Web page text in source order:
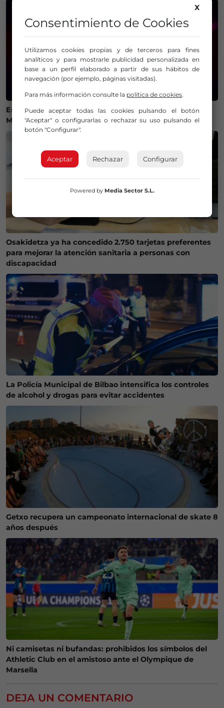
Estos son los mejores lugares de Bizkaia y Las
Merindades para ver el eclipse del 12 de agosto
Osakidetza ya ha concedido 2.750 tarjetas preferentes
para mejorar la atención sanitaria a personas con
discapacidad
La Policía Municipal de Bilbao intensifica los controles
de alcohol y drogas para evitar accidentes
Getxo recupera un campeonato internacional de skate 8
años después
Ni camisetas ni bufandas: prohibidos los símbolos del
Athletic Club en el amistoso ante el Olympique de
Marsella
DEJA UN COMENTARIO
X
Consentimiento de Cookies
Utilizamos cookies propias y de terceros para fines
analíticos y para mostrarle publicidad personalizada en
base a un perfil elaborado a partir de sus hábitos de
navegación (por ejemplo, páginas visitadas).
Para más información consulte la política de cookies.
Puede aceptar todas las cookies pulsando el botón
"Aceptar" o configurarlas o rechazar su uso pulsando el
botón "Configurar".
Aceptar Rechazar Configurar
Powered by Media Sector S.L.